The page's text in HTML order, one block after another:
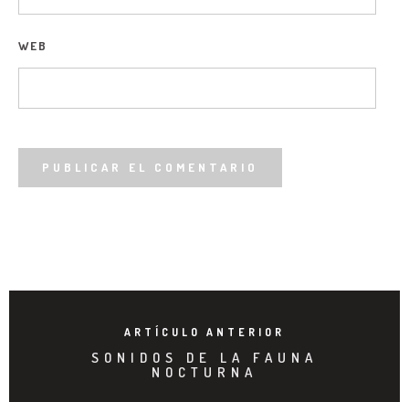
WEB
ARTÍCULO ANTERIOR
SONIDOS DE LA FAUNA
NOCTURNA